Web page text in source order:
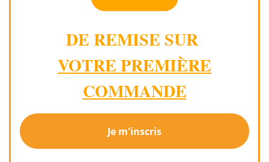
DE REMISE SUR
VOTRE PREMIÈRE
COMMANDE
Je m'inscris